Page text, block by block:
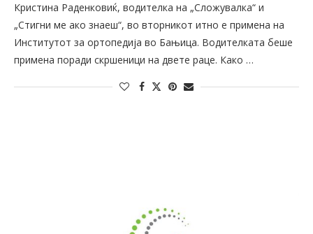
Кристина Раденковиќ, водителка на „Сложувалка“ и
„Стигни ме ако знаеш“, во вторникот итно е примена на
Институтот за ортопедија во Бањица. Водителката беше
примена поради скршеници на двете раце. Како …